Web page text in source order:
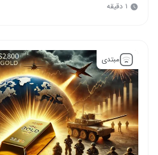
۱ دقیقه
مبتدی